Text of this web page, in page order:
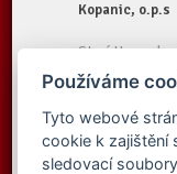
Kopanic, o.p.s
Starý
687 74 Starý
Tel.:+420 572
E-mail:
Web:https://
Používáme
Tyto webové
cookie k zajištění
sledovací